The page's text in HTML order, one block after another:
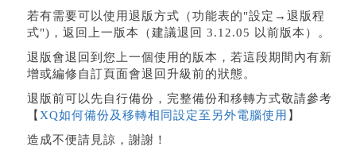
若有需要可以使用退版方式（功能表的"設定→退版程
式")，返回上一版本（建議退回 3.12.05 以前版本）。
退版會退回到您上一個使用的版本，若這段期間內有新
增或編修自訂頁面會退回升級前的狀態。
退版前可以先自行備份，完整備份和移轉方式敬請參考
【 XQ如何備份及移轉相同設定至另外電腦使用 】
造成不便請見諒，謝謝！